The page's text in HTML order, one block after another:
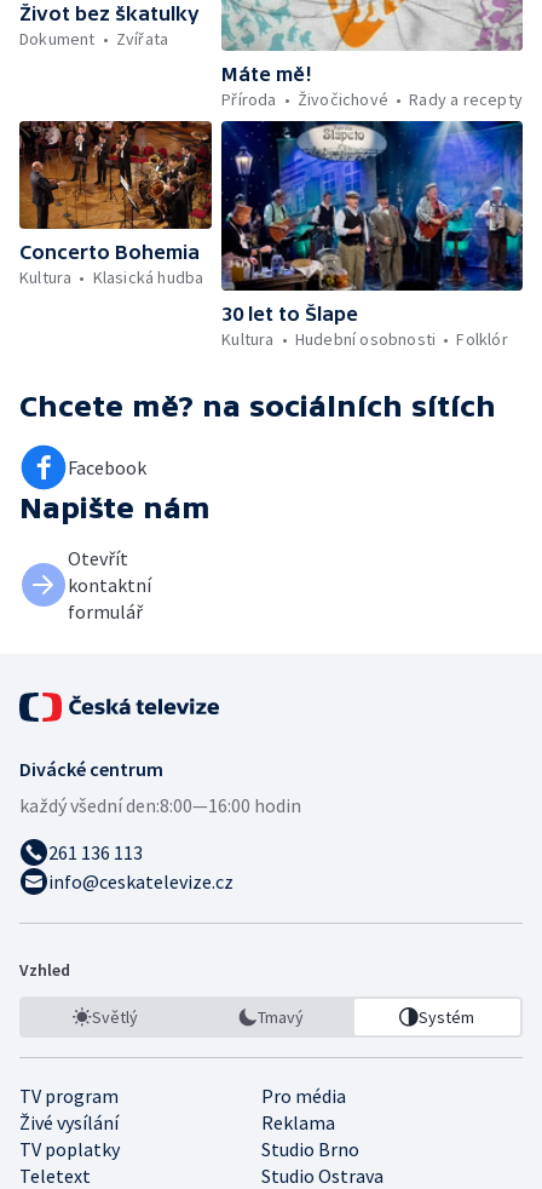
Život bez škatulky
Dokument
Zvířata
Máte mě!
Příroda
Živočichové Rady a recepty
Concerto Bohemia
Kultura
Klasická hudba
30 let to Šlape
Kultura
Hudební osobnosti Folklór
Chcete mě? na sociálních sítích
Facebook
Napište nám
Otevřít
kontaktní
formulář
Divácké centrum
každý všední den:8:00—16:00 hodin
261 136 113
info@ceskatelevize.cz
Vzhled
Světlý Tmavý Systém
TV program
Pro média
Živé vysílání
Reklama
TV poplatky
Studio Brno
Teletext
Studio Ostrava